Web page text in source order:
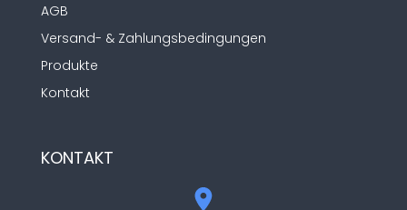
AGB
Versand- & Zahlungsbedingungen
Produkte
Kontakt
KONTAKT